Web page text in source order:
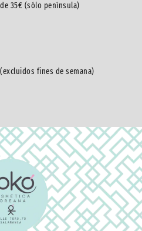
35€ (sólo península)
fines de semana)